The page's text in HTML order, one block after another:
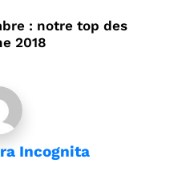
: notre top des
2018
Incognita